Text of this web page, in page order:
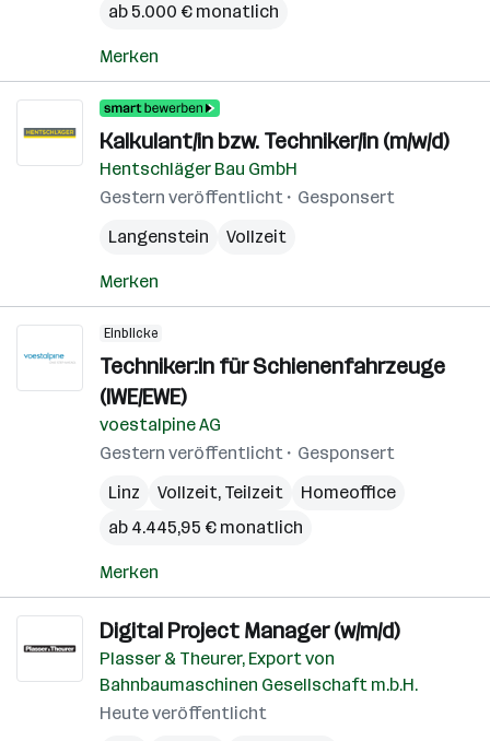
ab 5.000 € monatlich
Merken
Kalkulant/in bzw. Techniker/in (m/w/d)
Hentschläger Bau GmbH
Gestern veröffentlicht
Gesponsert
Langenstein
Vollzeit
Merken
Einblicke
Techniker:in für Schienenfahrzeuge
(IWE/EWE)
voestalpine AG
Gestern veröffentlicht
Gesponsert
Linz
Vollzeit, Teilzeit
Homeoffice
ab 4.445,95 € monatlich
Merken
Digital Project Manager (w/m/d)
Plasser & Theurer, Export von
Bahnbaumaschinen Gesellschaft m.b.H.
Heute veröffentlicht